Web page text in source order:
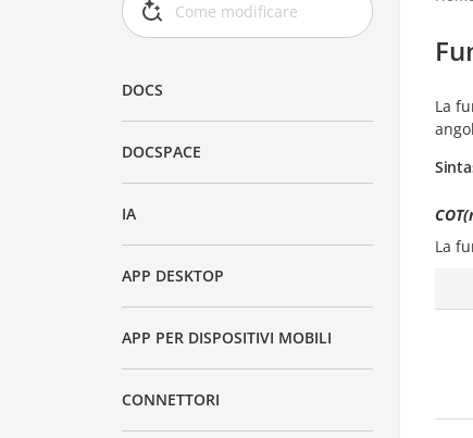
DOCS
DOCSPACE
IA
APP DESKTOP
APP PER DISPOSITIVI MOBILI
CONNETTORI
La
La